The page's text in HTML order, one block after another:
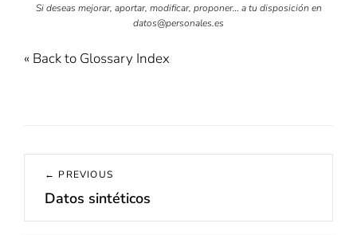
Si deseas mejorar, aportar, modificar, proponer… a tu disposición en
datos@personales.es
« Back to Glossary Index
Navegación
entradas
← PREVIOUS
Previous
post:
Datos sintéticos